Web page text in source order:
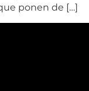
ponen de […]